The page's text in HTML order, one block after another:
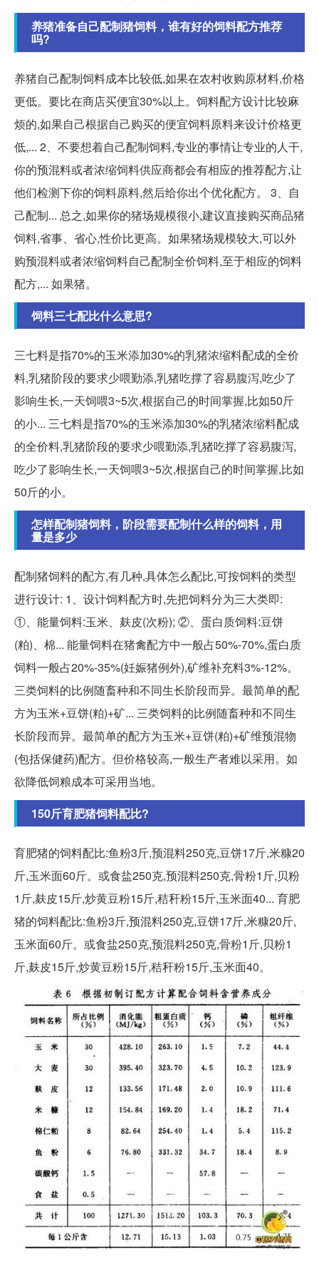
养猪准备自己配制猪饲料，谁有好的饲料配方推荐
吗?
养猪自己配制饲料成本比较低,如果在农村收购原材料,价格
更低。要比在商店买便宜30%以上。饲料配方设计比较麻
烦的,如果自己根据自己购买的便宜饲料原料来设计价格更
低,... 2、不要想着自己配制饲料,专业的事情让专业的人干,
你的预混料或者浓缩饲料供应商都会有相应的推荐配方,让
他们检测下你的饲料原料,然后给你出个优化配方。 3、自
己配制... 总之,如果你的猪场规模很小,建议直接购买商品猪
饲料,省事、省心,性价比更高。如果猪场规模较大,可以外
购预混料或者浓缩饲料自己配制全价饲料,至于相应的饲料
配方,... 如果猪。
饲料三七配比什么意思?
三七料是指70%的玉米添加30%的乳猪浓缩料配成的全价
料,乳猪阶段的要求少喂勤添,乳猪吃撑了容易腹泻,吃少了
影响生长,一天饲喂3~5次,根据自己的时间掌握,比如50斤
的小... 三七料是指70%的玉米添加30%的乳猪浓缩料配成
的全价料,乳猪阶段的要求少喂勤添,乳猪吃撑了容易腹泻,
吃少了影响生长,一天饲喂3~5次,根据自己的时间掌握,比如
50斤的小。
怎样配制猪饲料，阶段需要配制什么样的饲料，用
量是多少
配制猪饲料的配方,有几种,具体怎么配比,可按饲料的类型
进行设计: 1、设计饲料配方时,先把饲料分为三大类即:
①、能量饲料:玉米、麸皮(次粉); ②、蛋白质饲料:豆饼
(粕)、棉... 能量饲料在猪禽配方中一般占50%-70%,蛋白质
饲料一般占20%-35%(妊娠猪例外),矿维补充料3%-12%。
三类饲料的比例随畜种和不同生长阶段而异。最简单的配
方为玉米+豆饼(粕)+矿... 三类饲料的比例随畜种和不同生
长阶段而异。最简单的配方为玉米+豆饼(粕)+矿维预混物
(包括保健药)配方。但价格较高,一般生产者难以采用。如
欲降低饲粮成本可采用当地。
150斤育肥猪饲料配比?
育肥猪的饲料配比:鱼粉3斤,预混料250克,豆饼17斤,米糠20
斤,玉米面60斤。或食盐250克,预混料250克,骨粉1斤,贝粉
1斤,麸皮15斤,炒黄豆粉15斤,秸秆粉15斤,玉米面40... 育肥
猪的饲料配比:鱼粉3斤,预混料250克,豆饼17斤,米糠20斤,
玉米面60斤。或食盐250克,预混料250克,骨粉1斤,贝粉1
斤,麸皮15斤,炒黄豆粉15斤,秸秆粉15斤,玉米面40。